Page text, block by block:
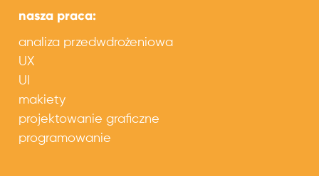
nasza praca:
analiza przedwdrożeniowa
UX
UI
makiety
projektowanie graficzne
programowanie